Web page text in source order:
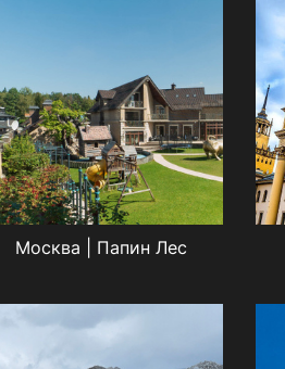
Москва | Папин Лес